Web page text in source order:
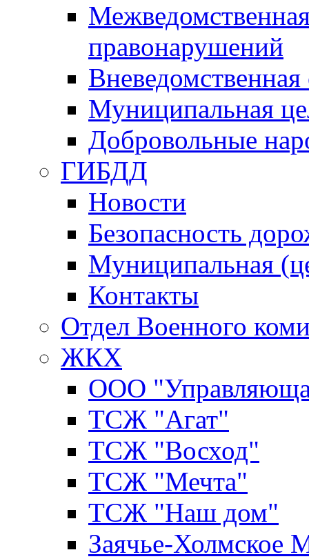
правонарушений
Вневедомственная
Муниципальная
Добровольные
ГИБДД
Новости
Безопасность
Муниципальная
Контакты
Отдел Военного
ЖКХ
ООО
ТСЖ "Агат"
ТСЖ "Восход"
ТСЖ "Мечта"
ТСЖ "Наш дом"
Заячье-